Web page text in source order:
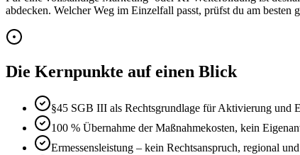
abdecken. Welcher Weg im Einzelfall passt, prüfst du am besten
Die Kernpunkte auf einen Blick
§45 SGB III als Rechtsgrundlage für Aktivierung und
100 % Übernahme der Maßnahmekosten, kein
Ermessensleistung – kein Rechtsanspruch, regional